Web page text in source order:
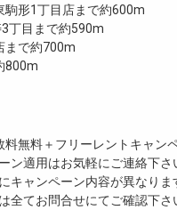
駒形1丁目店まで約600m
丁目まで約590m
まで約700m
800m
料無料＋ フリーレント キャン
ン適用はお気軽にご連絡下さ
キャンペーン内容が異なりま
全てお問合せにてご確認下さ